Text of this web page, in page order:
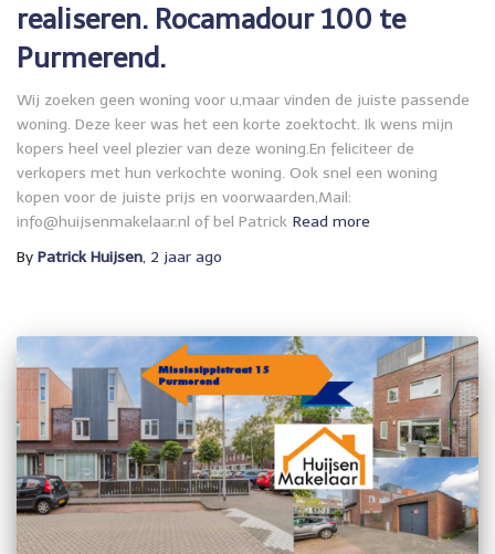
realiseren. Rocamadour 100 te
Purmerend.
Wij zoeken geen woning voor u,maar vinden de juiste passende
woning. Deze keer was het een korte zoektocht. Ik wens mijn
kopers heel veel plezier van deze woning.En feliciteer de
verkopers met hun verkochte woning. Ook snel een woning
kopen voor de juiste prijs en voorwaarden,Mail:
info@huijsenmakelaar.nl of bel Patrick Read more
By Patrick Huijsen, 2 jaar ago